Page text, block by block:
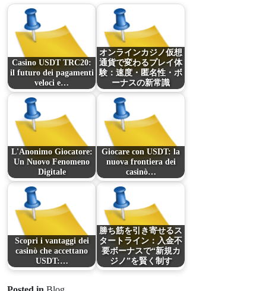
Casino USDT TRC20:
il futuro dei pagamenti
veloci e…
オンラインカジノ仮想
通貨で変わるプレイ体
験：速度・匿名性・ボ
ーナスの新常識
L'Anonimo Giocatore:
Un Nuovo Fenomeno
Digitale
Giocare con USDT: la
nuova frontiera dei
casinò…
Scopri i vantaggi dei
casinò che accettano
USDT:…
勝ち筋を引き寄せるス
タートライン：入金不
要ボーナスで“新規カ
ジノ”を賢く制す